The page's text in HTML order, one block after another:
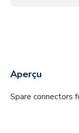
Aperçu
Spare connectors